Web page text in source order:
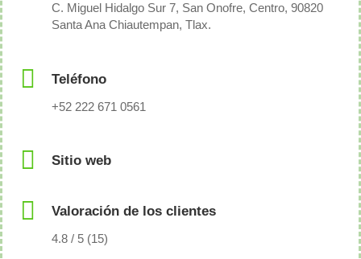
C. Miguel Hidalgo Sur 7, San Onofre, Centro, 90820
Santa Ana Chiautempan, Tlax.
Teléfono
+52 222 671 0561
Sitio web
Valoración de los clientes
4.8 / 5 (15)